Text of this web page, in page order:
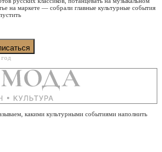
на маркете — собрали главные культурные события
какими культурными событиями наполнить